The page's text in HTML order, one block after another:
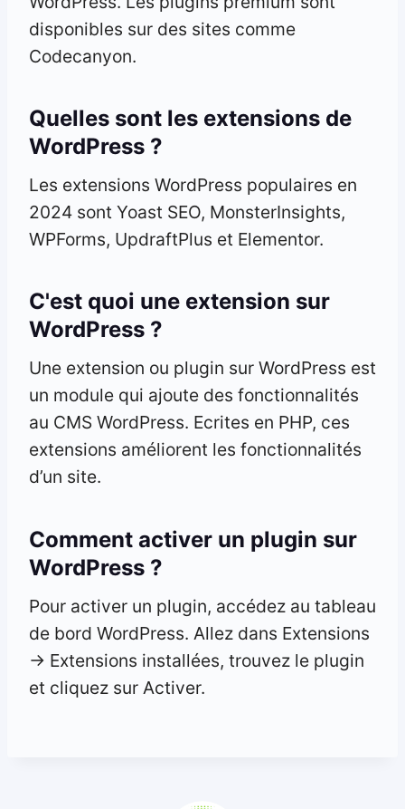
disponibles sur des sites comme
Codecanyon.
Quelles sont les extensions de
WordPress ?
Les extensions WordPress populaires en
2024 sont Yoast SEO, MonsterInsights,
WPForms, UpdraftPlus et Elementor.
C'est quoi une extension sur
WordPress ?
Une extension ou plugin sur WordPress est
un module qui ajoute des fonctionnalités
au CMS WordPress. Ecrites en PHP, ces
extensions améliorent les fonctionnalités
d’un site.
Comment activer un plugin sur
WordPress ?
Pour activer un plugin, accédez au tableau
de bord WordPress. Allez dans Extensions
-> Extensions installées, trouvez le plugin
et cliquez sur Activer.